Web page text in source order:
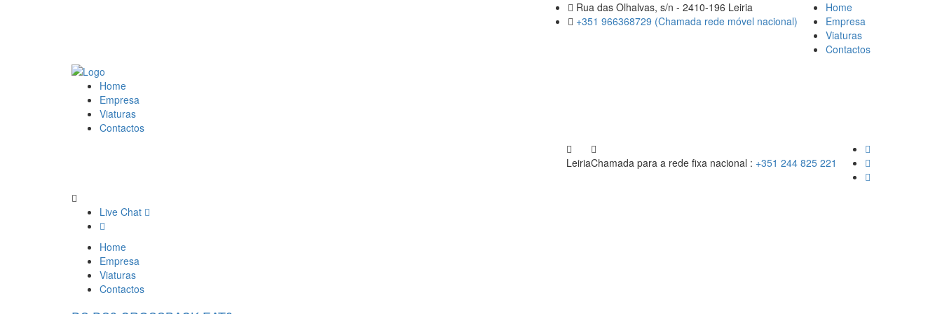
Home
Empresa
Viaturas
Contactos
Rua das Olhalvas, s/n - 2410-196 Leiria
+351 966368729 (Chamada rede móvel nacional)
Home
Empresa
Viaturas
Contactos
Chamada para a rede fixa nacional : +351 244 825 221
Leiria
Live Chat
Home
Empresa
Viaturas
Contactos